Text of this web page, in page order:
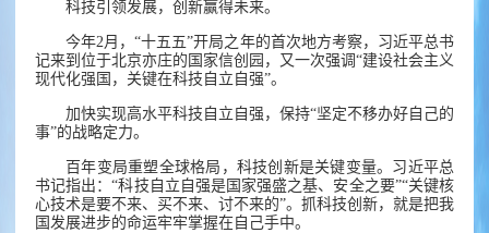
科技引领发展，创新赢得未来。
今年2月，“十五五”开局之年的首次地方考察，习近平总书
记来到位于北京亦庄的国家信创园，又一次强调“建设社会主义
现代化强国，关键在科技自立自强”。
加快实现高水平科技自立自强，保持“坚定不移办好自己的
事”的战略定力。
百年变局重塑全球格局，科技创新是关键变量。习近平总
书记指出：“科技自立自强是国家强盛之基、安全之要”“关键核
心技术是要不来、买不来、讨不来的”。抓科技创新，就是把我
国发展进步的命运牢牢掌握在自己手中。